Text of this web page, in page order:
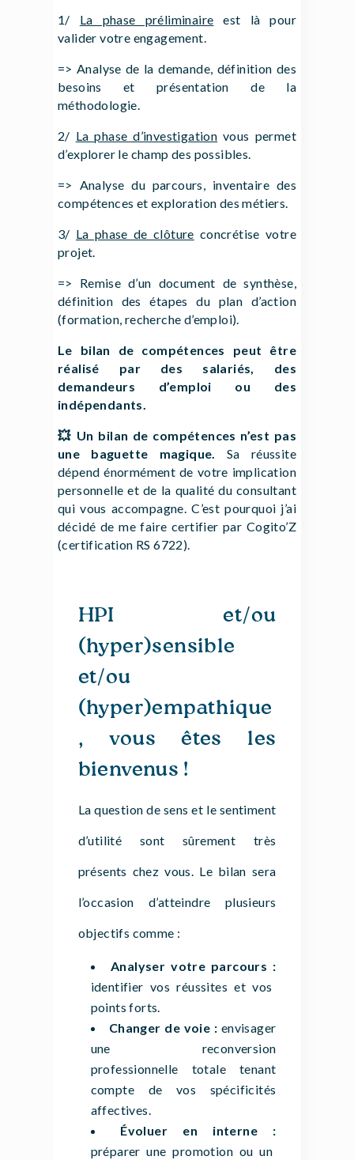
1/ La phase préliminaire est là pour
valider votre engagement.
=> Analyse de la demande, définition des
besoins et présentation de la
méthodologie.
2/ La phase d’investigation vous permet
d’explorer le champ des possibles.
=> Analyse du parcours, inventaire des
compétences et exploration des métiers.
3/ La phase de clôture concrétise votre
projet.
=> Remise d’un document de synthèse,
définition des étapes du plan d’action
(formation, recherche d’emploi).
Le bilan de compétences peut être
réalisé par des salariés, des
demandeurs d’emploi ou des
indépendants.
💥 Un bilan de compétences n’est pas
une baguette magique. Sa réussite
dépend énormément de votre implication
personnelle et de la qualité du consultant
qui vous accompagne. C’est pourquoi j’ai
décidé de me faire certifier par Cogito’Z
(certification RS 6722).
HPI et/ou
(hyper)sensible
et/ou
(hyper)empathique
, vous êtes les
bienvenus !
La question de sens et le sentiment
d’utilité sont sûrement très
présents chez vous. Le bilan sera
l’occasion d’atteindre plusieurs
objectifs comme :
Analyser votre parcours :
identifier vos réussites et vos
points forts.
Changer de voie : envisager
une reconversion
professionnelle totale tenant
compte de vos spécificités
affectives.
Évoluer en interne :
préparer une promotion ou un